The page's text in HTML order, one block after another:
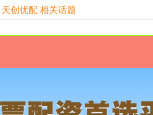
天创优配 相关话题